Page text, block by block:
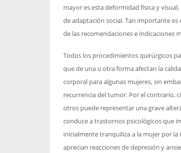
mayor es esta deformidad física y
de adaptación social. Tan importante
de las recomendaciones e indicaciones
Todos los procedimientos quirúrgicos
que de una u otra forma afectan la
corporal para algunas mujeres, sin
recurrencia del tumor. Por el contrario,
otros puede representar una grave
conduce a trastornos psicológicos que
inicialmente tranquiliza a la mujer por
aprecian reacciones de depresión y